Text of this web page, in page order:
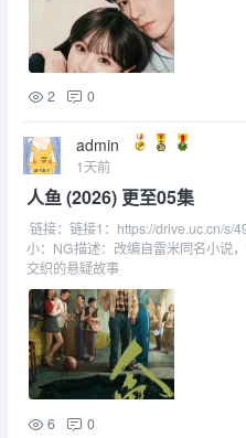
2 0
admin
1天前
人鱼 (2026) 更至05集
链接：链接1：https://drive.uc.cn/s/
小：NG描述：改编自雷米同名小说
交织的悬疑故事
6 0